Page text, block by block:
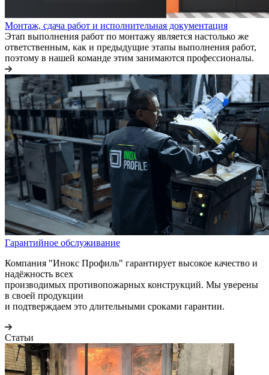
Монтаж, сдача работ и исполнительная документация
Этап выполнения работ по монтажу является настолько же
ответственным, как и предыдущие этапы выполнения работ,
поэтому в нашей команде этим занимаются профессионалы.
Гарантийное обслуживание
Компания "Инокс Профиль" гарантирует высокое качество и
надёжность всех
производимых противопожарных конструкций. Мы уверены
в своей продукции
и подтверждаем это длительными сроками гарантии.
Статьи